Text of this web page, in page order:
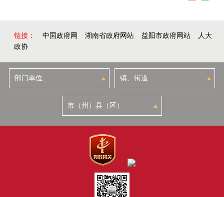
链接： 中国政府网 湖南省政府网站 益阳市政府网站
人大
政协